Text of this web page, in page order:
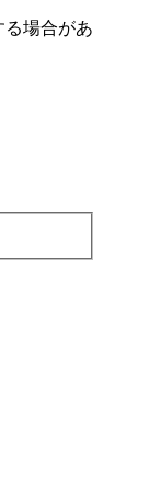
る場合があ